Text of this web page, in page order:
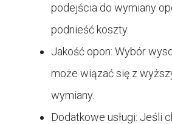
podejścia do wymiany
podnieść koszty.
Jakość opon: Wybór
może wiązać się z
wymiany.
Dodatkowe usługi: Jeśli